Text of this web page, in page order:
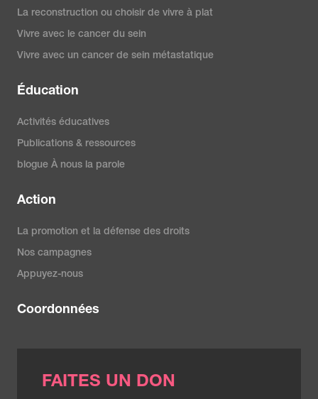
La reconstruction ou choisir de vivre à plat
Vivre avec le cancer du sein
Vivre avec un cancer de sein métastatique
Éducation
Activités éducatives
Publications & ressources
blogue À nous la parole
Action
La promotion et la défense des droits
Nos campagnes
Appuyez-nous
Coordonnées
FAITES UN DON